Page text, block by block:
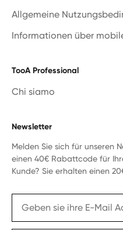
Allgemeine
Informationen über
TooA Professional
Chi siamo
Newsletter
Melden Sie sich für unseren
einen 40€ Rabattcode für
Kunde? Sie erhalten einen